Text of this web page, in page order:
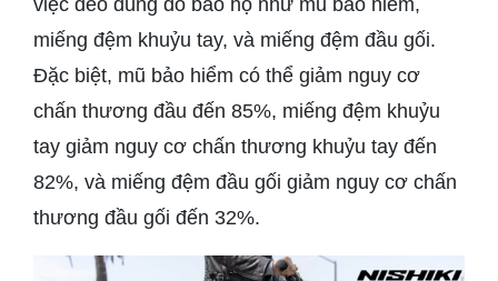
miếng đệm khuỷu tay, và miếng đệm đầu gối.
Đặc biệt, mũ bảo hiểm có thể giảm nguy cơ
chấn thương đầu đến 85%, miếng đệm khuỷu
tay giảm nguy cơ chấn thương khuỷu tay đến
82%, và miếng đệm đầu gối giảm nguy cơ chấn
thương đầu gối đến 32%.